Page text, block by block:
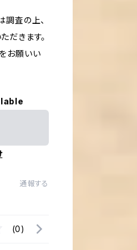
調査の上、
だきます。
お願いい
通報する
(0)